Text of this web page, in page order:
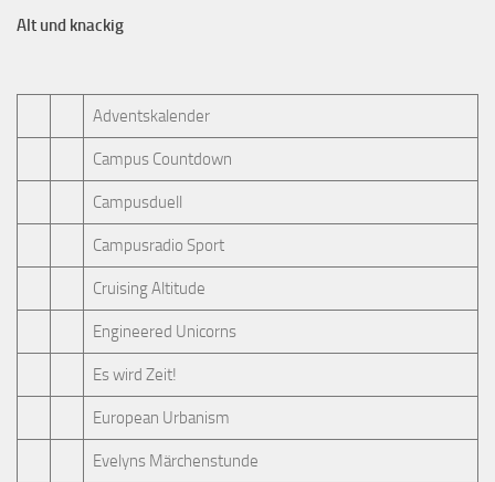
Alt und knackig
Adventskalender
Campus Countdown
Campusduell
Campusradio Sport
Cruising Altitude
Engineered Unicorns
Es wird Zeit!
European Urbanism
Evelyns Märchenstunde